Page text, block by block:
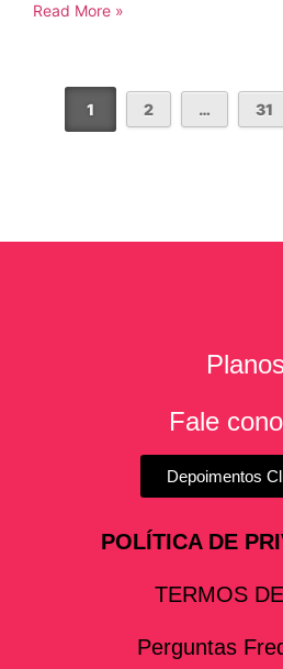
Read More »
1 2 … 31
Planos
Fale
Depoimentos
POLÍTICA DE
TERMOS
Perguntas